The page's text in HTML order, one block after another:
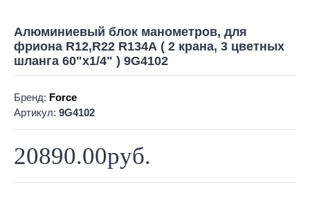
Алюминиевый блок манометров, для
фриона R12,R22 R134А ( 2 крана, 3 цветных
шланга 60"х1/4" ) 9G4102
Бренд: Force
Артикул: 9G4102
20890.00руб.